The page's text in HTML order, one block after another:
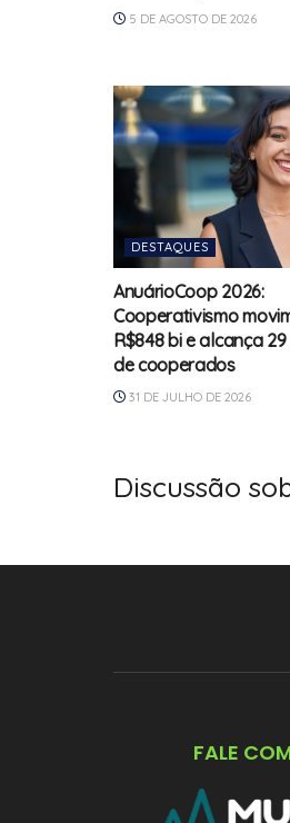
5 DE AGOSTO DE 2026
DESTAQUES
AnuárioCoop 2026:
Cooperativismo
R$848 bi e alcança
de cooperados
31 DE JULHO DE 2026
Discussão
FALE